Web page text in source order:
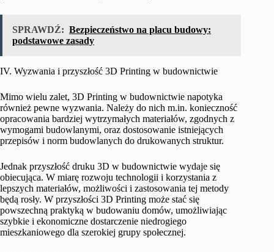
SPRAWDŹ: Bezpieczeństwo na placu budowy:
podstawowe zasady
IV. Wyzwania i przyszłość 3D Printing w budownictwie
Mimo wielu zalet, 3D Printing w budownictwie napotyka
również pewne wyzwania. Należy do nich m.in. konieczność
opracowania bardziej wytrzymałych materiałów, zgodnych z
wymogami budowlanymi, oraz dostosowanie istniejących
przepisów i norm budowlanych do drukowanych struktur.
Jednak przyszłość druku 3D w budownictwie wydaje się
obiecująca. W miarę rozwoju technologii i korzystania z
lepszych materiałów, możliwości i zastosowania tej metody
będą rosły. W przyszłości 3D Printing może stać się
powszechną praktyką w budowaniu domów, umożliwiając
szybkie i ekonomiczne dostarczenie niedrogiego
mieszkaniowego dla szerokiej grupy społecznej.